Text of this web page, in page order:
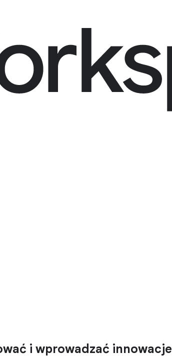
i wprowadzać innowacje